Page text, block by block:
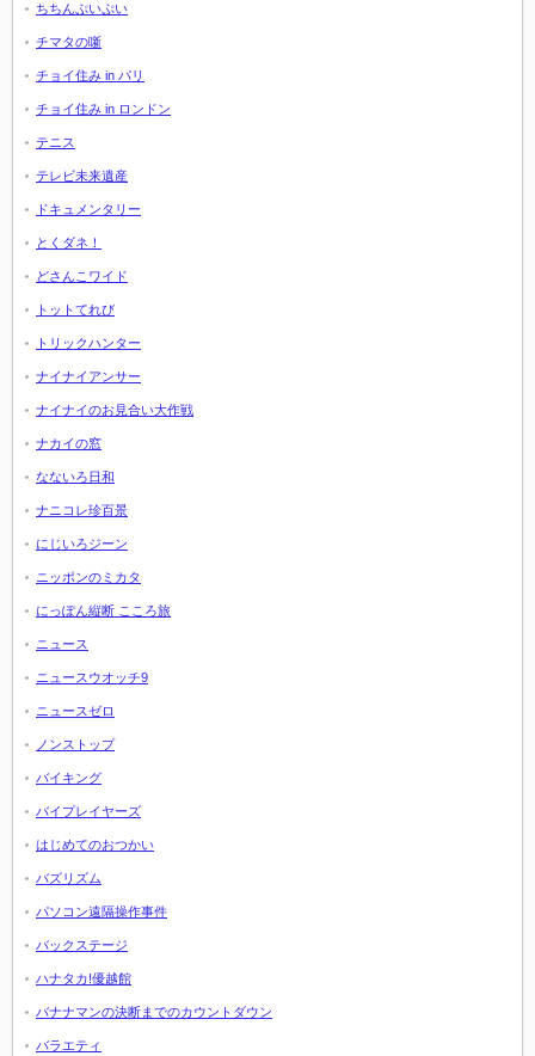
ちちんぷいぷい
チマタの噺
チョイ住み in パリ
チョイ住み in ロンドン
テニス
テレビ未来遺産
ドキュメンタリー
とくダネ！
どさんこワイド
トットてれび
トリックハンター
ナイナイアンサー
ナイナイのお見合い大作戦
ナカイの窓
なないろ日和
ナニコレ珍百景
にじいろジーン
ニッポンのミカタ
にっぽん縦断 こころ旅
ニュース
ニュースウオッチ9
ニュースゼロ
ノンストップ
バイキング
バイプレイヤーズ
はじめてのおつかい
バズリズム
パソコン遠隔操作事件
バックステージ
ハナタカ!優越館
バナナマンの決断までのカウントダウン
バラエティ